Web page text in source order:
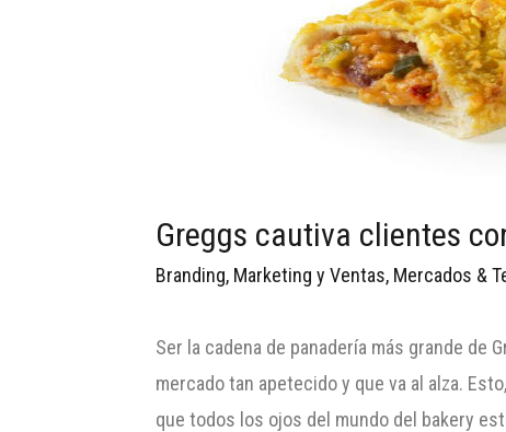
Greggs cautiva clientes
Branding, Marketing y Ventas, Mercados &
Ser la cadena de panadería más grande de
mercado tan apetecido y que va al alza.
que todos los ojos del mundo del bakery